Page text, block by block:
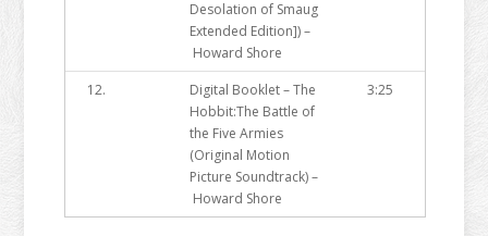
Desolation of Smaug
Extended Edition]) –
Howard Shore
12.
Digital Booklet – The
Hobbit:The Battle of
the Five Armies
(Original Motion
Picture Soundtrack) –
Howard Shore
3:25